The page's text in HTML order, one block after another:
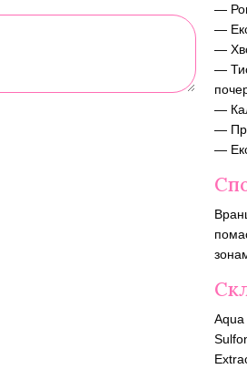
—
—
—
—
—
—
—